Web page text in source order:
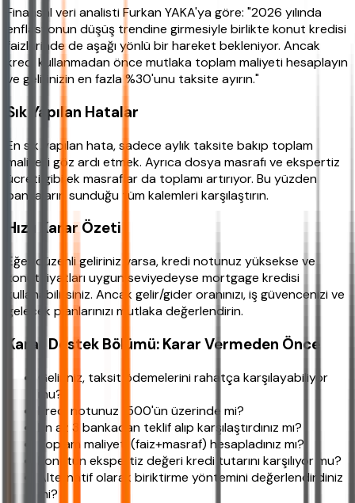
Finansal veri analisti Furkan YAKA'ya göre: "2026 yılında
enflasyonun düşüş trendine girmesiyle birlikte konut kredisi
faizlerinde de aşağı yönlü bir hareket bekleniyor. Ancak
kredi kullanmadan önce mutlaka toplam maliyeti hesaplayın
ve gelirinizin en fazla %30'unu taksite ayırın."
Sık Yapılan Hatalar
En sık yapılan hata, sadece aylık taksite bakıp toplam
maliyeti göz ardı etmek. Ayrıca dosya masrafı ve ekspertiz
ücreti gibi ek masraflar da toplamı artırıyor. Bu yüzden
bankaların sunduğu tüm kalemleri karşılaştırın.
Hızlı Karar Özeti
Eğer düzenli geliriniz varsa, kredi notunuz yüksekse ve
konut fiyatları uygun seviyedeyse mortgage kredisi
kullanabilirsiniz. Ancak gelir/gider oranınızı, iş güvencenizi ve
gelecek planlarınızı mutlaka değerlendirin.
Karar Destek Bölümü: Karar Vermeden Önce
Geliriniz, taksit ödemelerini rahatça karşılayabiliyor
mu?
Kredi notunuz 1500'ün üzerinde mi?
En az 3 bankadan teklif alıp karşılaştırdınız mı?
Toplam maliyeti (faiz+masraf) hesapladınız mı?
Konutun ekspertiz değeri kredi tutarını karşılıyor mu?
Alternatif olarak biriktirme yöntemini değerlendirdiniz
mi?